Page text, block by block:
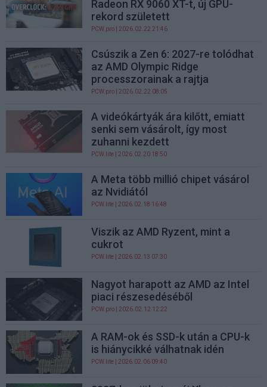
Radeon RX 9060 XT-t, új GPU-
rekord született
PCW.pro | 2026.02.22 21:46
Csúszik a Zen 6: 2027-re tolódhat
az AMD Olympic Ridge
processzorainak a rajtja
PCW.pro | 2026.02.22 08:05
A videókártyák ára kilőtt, emiatt
senki sem vásárolt, így most
zuhanni kezdett
PCW.lite | 2026.02.20 18:50
A Meta több millió chipet vásárol
az Nvidiától
PCW.lite | 2026.02.18 16:48
Viszik az AMD Ryzent, mint a
cukrot
PCW.lite | 2026.02.13 07:30
Nagyot harapott az AMD az Intel
piaci részesedéséből
PCW.pro | 2026.02.12 12:22
A RAM-ok és SSD-k után a CPU-k
is hiánycikké válhatnak idén
PCW.lite | 2026.02.06 09:40